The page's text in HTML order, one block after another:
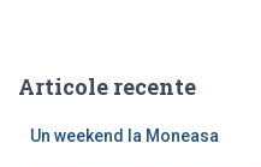
d
Articole recente
Un weekend la Moneasa